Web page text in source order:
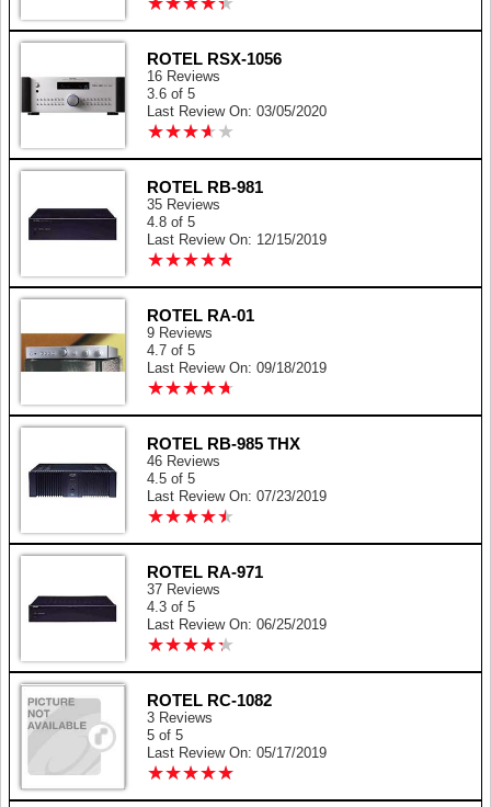
ROTEL RSX-1056
16 Reviews
3.6 of 5
Last Review On: 03/05/2020
★★★★ ★
★★★★ ★
ROTEL RB-981
35 Reviews
4.8 of 5
Last Review On: 12/15/2019
★★★★★
★★★★★
ROTEL RA-01
9 Reviews
4.7 of 5
Last Review On: 09/18/2019
★★★★★
★★★★★
ROTEL RB-985 THX
46 Reviews
4.5 of 5
Last Review On: 07/23/2019
★★★★★
★★★★★
ROTEL RA-971
37 Reviews
4.3 of 5
Last Review On: 06/25/2019
★★★★★
★★★★★
ROTEL RC-1082
3 Reviews
5 of 5
Last Review On: 05/17/2019
★★★★★
★★★★★